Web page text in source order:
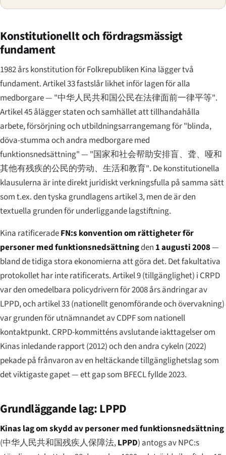
Konstitutionellt och fördragsmässigt
fundament
1982 års konstitution för Folkrepubliken Kina lägger två
fundament. Artikel 33 fastslår likhet inför lagen för alla
medborgare — "中华人民共和国公民在法律面前一律平等".
Artikel 45 ålägger staten och samhället att tillhandahålla
arbete, försörjning och utbildningsarrangemang för "blinda,
döva-stumma och andra medborgare med
funktionsnedsättning" — "国家和社会帮助安排盲、聋、哑和
其他有残疾的公民的劳动、生活和教育". De konstitutionella
klausulerna är inte direkt juridiskt verkningsfulla på samma sätt
som t.ex. den tyska grundlagens artikel 3, men de är den
textuella grunden för underliggande lagstiftning.
Kina ratificeradeFN:s konvention om rättigheter för
personer med funktionsnedsättningden 1 augusti 2008—
bland de tidiga stora ekonomierna att göra det. Det fakultativa
protokollet har inte ratificerats. Artikel 9 (tillgänglighet) i CRPD
var den omedelbara policydrivern för 2008 års ändringar av
LPPD, och artikel 33 (nationellt genomförande och övervakning)
var grunden för utnämnandet av CDPF som nationell
kontaktpunkt. CRPD-kommitténs avslutande iakttagelser om
Kinas inledande rapport (2012) och den andra cykeln (2022)
pekade på frånvaron av en heltäckande tillgänglighetslag som
det viktigaste gapet — ett gap som BFECL fyllde 2023.
Grundläggande lag: LPPD
Kinas lag om skydd av personer med funktionsnedsättning
(中华人民共和国残疾人保障法,LPPD) antogs av NPC:s